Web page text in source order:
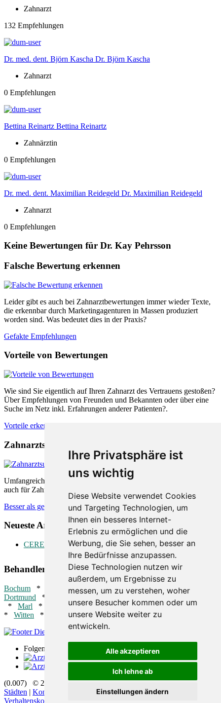
Ihre Privatsphäre ist
uns wichtig
Diese Website verwendet Cookies
und Targeting Technologien, um
Ihnen ein besseres Internet-
Erlebnis zu ermöglichen und die
Werbung, die Sie sehen, besser an
Ihre Bedürfnisse anzupassen.
Diese Technologien nutzen wir
außerdem, um Ergebnisse zu
messen, um zu verstehen, woher
unsere Besucher kommen oder um
unsere Website weiter zu
entwickeln.
Alle akzeptieren
Ich lehne ab
Einstellungen ändern
Zahnarzt
132 Empfehlungen
Dr. med. dent. Björn Kascha Dr. Björn Kascha
Zahnarzt
0 Empfehlungen
Bettina Reinartz Bettina Reinartz
Zahnärztin
0 Empfehlungen
Dr. med. dent. Maximilian Reidegeld Dr. Maximilian Reidegeld
Zahnarzt
0 Empfehlungen
Keine Bewertungen für Dr. Kay Pehrsson
Falsche Bewertung erkennen
Leider gibt es auch bei Zahnarztbewertungen immer wieder Texte,
die erkennbar durch Marketingagenturen in Massen produziert
worden sind. Was bedeutet dies in der Praxis?
Gefakte Empfehlungen
Vorteile von Bewertungen
Wie sind Sie eigentlich auf Ihren Zahnarzt des Vertrauens gestoßen?
Über Empfehlungen von Freunden und Bekannten oder über eine
Suche im Netz inkl. Erfahrungen anderer Patienten?.
Vorteile erkennen
Zahnarztsuche nach Empfehlungen
Umfangreiche Bewertungsplattformen sind sowohl für Patienten als
auch für Zahnärzte äußerst hilfreich. Wie können diese helfen.
Besser als gedacht
Neueste Artikel:
CEREC
Behandler in der Nähe:
Bochum * Castrop-Rauxel*Datteln*Dorsten*
Dortmund * Gelsenkirchen Hattingen
* Marl * Oer-Erkenschwick*Recklinghausen*Waltrop
* Witten *
Folgen Sie uns
(0.007) © 2004 - 2026 DEV AG |Zahnarztsuche|Zahnärzte in
Städten | Kontakt Impressum|AGB|Datenschutz|
Verhaltenskodex